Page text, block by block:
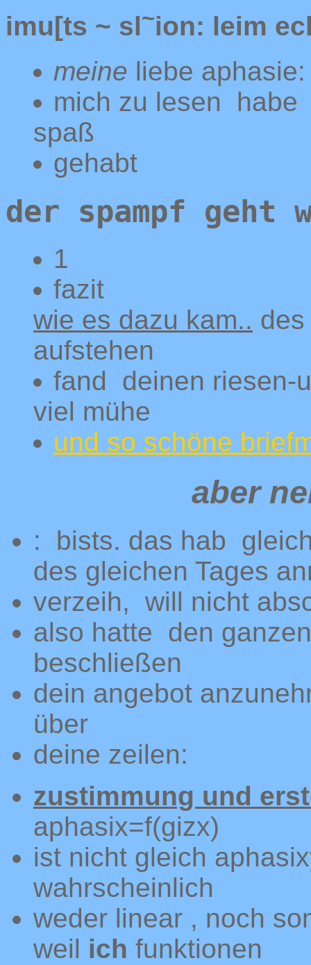
imu[ts ~ sl~ion: leim
meine liebe
mich zu lesen habe
spaß
gehabt
der spampf geht
1
fazit
wie es dazu kam..
aufstehen
fand deinen riesen-
viel mühe
und so schöne
aber
: bists. das hab
des gleichen Tages
verzeih, will nicht
also hatte den
beschließen
dein angebot
über
deine zeilen:
zustimmung und
aphasix=f(gizx)
ist nicht gleich
wahrscheinlich
weder linear , noch
weil ich funktionen